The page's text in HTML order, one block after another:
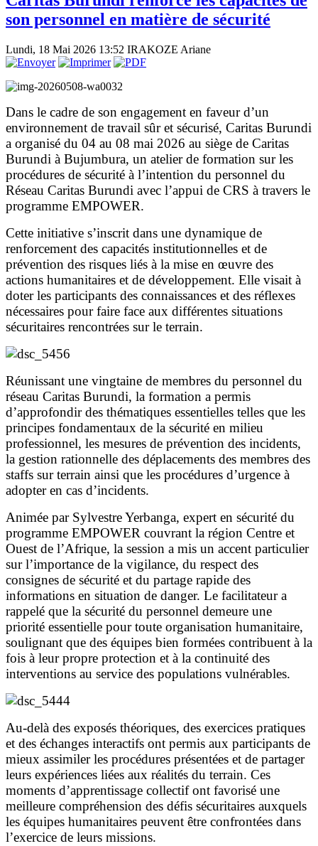
son personnel en matière de sécurité
Lundi, 18 Mai 2026 13:52 IRAKOZE Ariane
Dans le cadre de son engagement en faveur d’un
environnement de travail sûr et sécurisé, Caritas Burundi
a organisé du 04 au 08 mai 2026 au siège de Caritas
Burundi à Bujumbura, un atelier de formation sur les
procédures de sécurité à l’intention du personnel du
Réseau Caritas Burundi avec l’appui de CRS à travers le
programme EMPOWER.
Cette initiative s’inscrit dans une dynamique de
renforcement des capacités institutionnelles et de
prévention des risques liés à la mise en œuvre des
actions humanitaires et de développement. Elle visait à
doter les participants des connaissances et des réflexes
nécessaires pour faire face aux différentes situations
sécuritaires rencontrées sur le terrain.
Réunissant une vingtaine de membres du personnel du
réseau Caritas Burundi, la formation a permis
d’approfondir des thématiques essentielles telles que les
principes fondamentaux de la sécurité en milieu
professionnel, les mesures de prévention des incidents,
la gestion rationnelle des déplacements des membres des
staffs sur terrain ainsi que les procédures d’urgence à
adopter en cas d’incidents.
Animée par Sylvestre Yerbanga, expert en sécurité du
programme EMPOWER couvrant la région Centre et
Ouest de l’Afrique, la session a mis un accent particulier
sur l’importance de la vigilance, du respect des
consignes de sécurité et du partage rapide des
informations en situation de danger. Le facilitateur a
rappelé que la sécurité du personnel demeure une
priorité essentielle pour toute organisation humanitaire,
soulignant que des équipes bien formées contribuent à la
fois à leur propre protection et à la continuité des
interventions au service des populations vulnérables.
Au-delà des exposés théoriques, des exercices pratiques
et des échanges interactifs ont permis aux participants de
mieux assimiler les procédures présentées et de partager
leurs expériences liées aux réalités du terrain. Ces
moments d’apprentissage collectif ont favorisé une
meilleure compréhension des défis sécuritaires auxquels
les équipes humanitaires peuvent être confrontées dans
l’exercice de leurs missions.